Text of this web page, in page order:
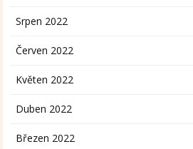
Srpen 2022
Červen 2022
Květen 2022
Duben 2022
Březen 2022